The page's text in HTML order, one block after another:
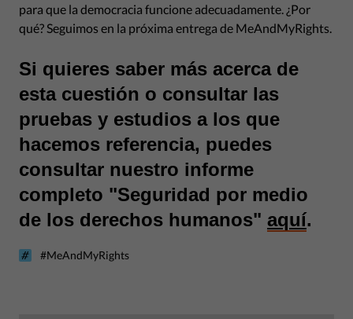
para que la democracia funcione adecuadamente. ¿Por
qué? Seguimos en la próxima entrega de MeAndMyRights.
Si quieres saber más acerca de
esta cuestión o consultar las
pruebas y estudios a los que
hacemos referencia, puedes
consultar nuestro informe
completo "Seguridad por medio
de los derechos humanos" aquí.
#MeAndMyRights